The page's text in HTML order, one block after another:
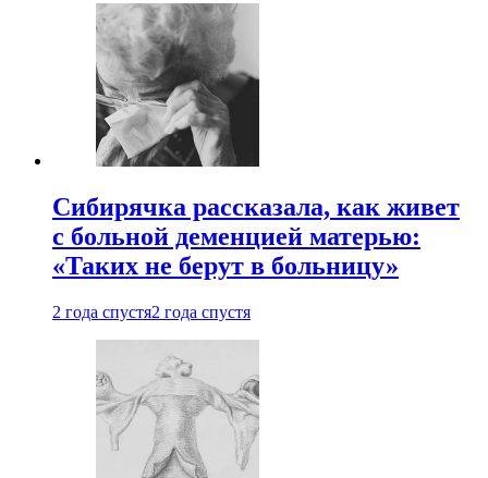
Сибирячка рассказала, как живет
с больной деменцией матерью:
«Таких не берут в больницу»
2 года спустя2 года спустя